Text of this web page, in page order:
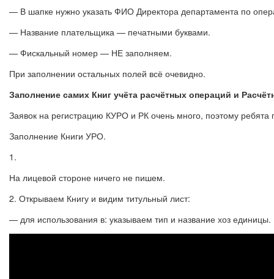
— В шапке нужно указать ФИО Директора департамента по
— Название плательщика — печатными буквами.
— Фискальный номер — НЕ заполняем.
При заполнении остальных полей всё очевидно.
Заполнение самих Книг учёта расчётных операций и
Заявок на регистрацию КУРО и РК очень много, поэтому
Заполнение Книги УРО.
1.
На лицевой стороне ничего не пишем.
2. Открываем Книгу и видим титульный лист:
— для использования в: указываем тип и название хоз единицы.